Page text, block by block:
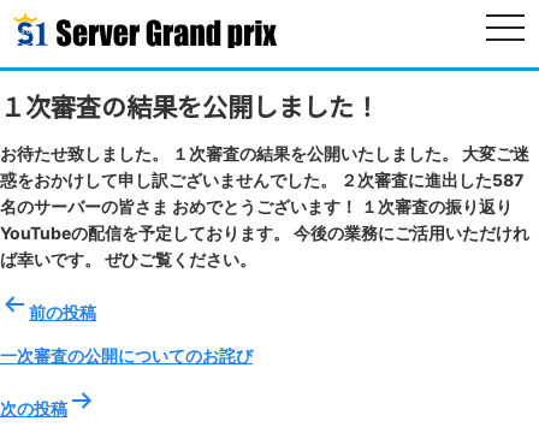
１次審査の結果を公開しました！
お待たせ致しました。 １次審査の結果を公開いたしました。 大変ご迷
惑をおかけして申し訳ございませんでした。 ２次審査に進出した587
名のサーバーの皆さま おめでとうございます！ １次審査の振り返り
YouTubeの配信を予定しております。 今後の業務にご活用いただけれ
ば幸いです。 ぜひご覧ください。
投
ナ
ゲ
前の投稿
一次審査の公開についてのお詫び
次の投稿